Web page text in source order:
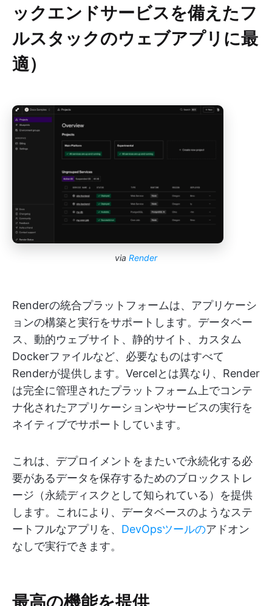
ックエンドサービスを備えたフ
ルスタックのウェブアプリに最
適）
via Render
Renderの統合プラットフォームは、アプリケーシ
ョンの構築と実行をサポートします。データベー
ス、動的ウェブサイト、静的サイト、カスタム
Dockerファイルなど、必要なものはすべて
Renderが提供します。Vercelとは異なり、Render
は完全に管理されたプラットフォーム上でコンテ
ナ化されたアプリケーションやサービスの実行を
ネイティブでサポートしています。
これは、デプロイメントをまたいで永続化する必
要があるデータを保存するためのブロックストレ
ージ（永続ディスクとして知られている）を提供
します。これにより、データベースのようなステ
ートフルなアプリを、 DevOpsツールのアドオン
なしで実行できます。
最高の機能を提供